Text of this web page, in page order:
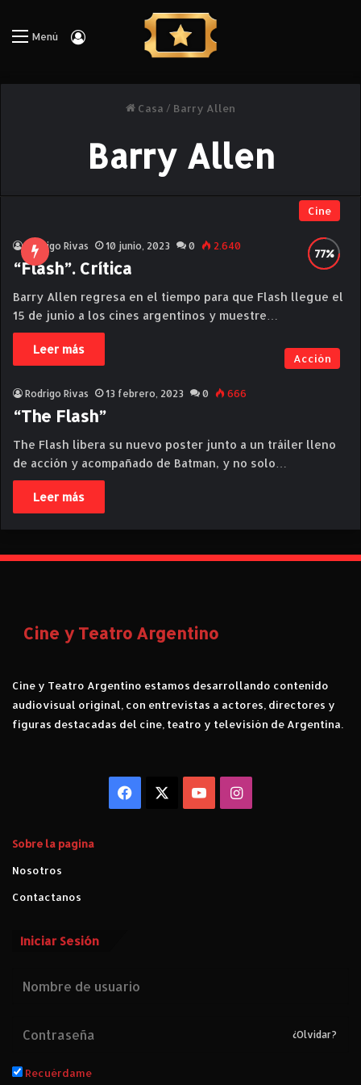
Menú Iniciar Sesión
Casa / Barry Allen
Barry Allen
Cine
Rodrigo Rivas 10 junio, 2023 0 2.640
“Flash”. Crítica
Barry Allen regresa en el tiempo para que Flash llegue el
15 de junio a los cines argentinos y muestre…
Leer más
Acción
Rodrigo Rivas 13 febrero, 2023 0 666
“The Flash”
The Flash libera su nuevo poster junto a un tráiler lleno
de acción y acompañado de Batman, y no solo…
Leer más
Cine y Teatro Argentino
Cine y Teatro Argentino estamos desarrollando contenido
audiovisual original, con entrevistas a actores, directores y
figuras destacadas del cine, teatro y televisión de Argentina.
Facebook YouTubeInstagram
Sobre la pagina
Nosotros
Contactanos
Iniciar Sesión
¿Olvidar?
Recuérdame